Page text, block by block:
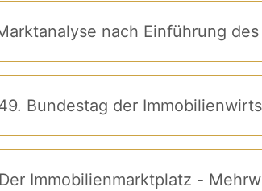
nach Einführung
Bundestag der
Immobilienmarktplatz -